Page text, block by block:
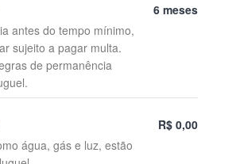
antes do tempo mínimo,
sujeito a pagar multa.
de permanência
6 meses
água, gás e luz, estão
R$ 0,00